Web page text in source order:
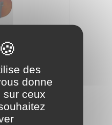
€
des
donne
sur ceux